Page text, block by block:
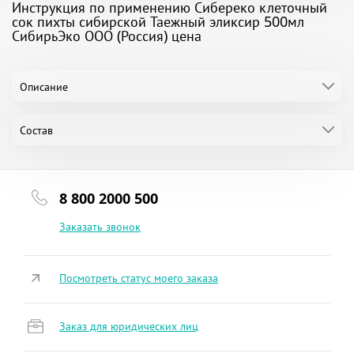
Инструкция по применению Сибереко клеточный
сок пихты сибирской Таежный эликсир 500мл
СибирьЭко ООО (Россия) цена
Описание
Состав
8 800 2000 500
Заказать звонок
Посмотреть статус моего заказа
Заказ для юридических лиц